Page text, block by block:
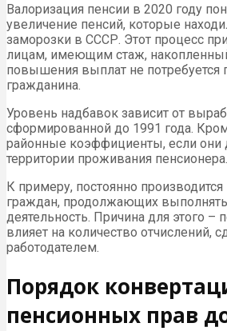
Валоризация пенсии в 2020 году
увеличение пенсий, которые
заморозки в СССР. Этот процесс
лицам, имеющим стаж,
повышения выплат не потребуется
гражданина.
Уровень надбавок зависит от
сформированной до 1991 года.
районные коэффициенты, если они
территории проживания пенсионера.
К примеру, постоянно производится
граждан, продолжающих
деятельность. Причина для этого
влияет на количество отчислений,
работодателем.
Порядок
пенсионных прав